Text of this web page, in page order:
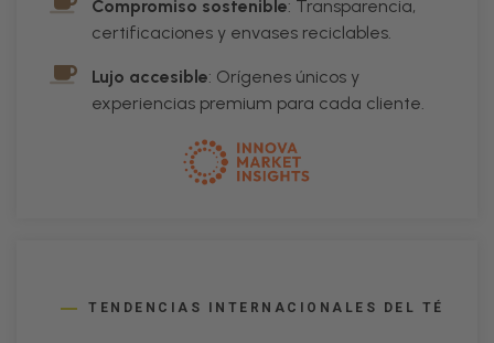
Compromiso sostenible: Transparencia,
certificaciones y envases reciclables.
Lujo accesible: Orígenes únicos y
experiencias premium para cada cliente.
TENDENCIAS INTERNACIONALES DEL TÉ